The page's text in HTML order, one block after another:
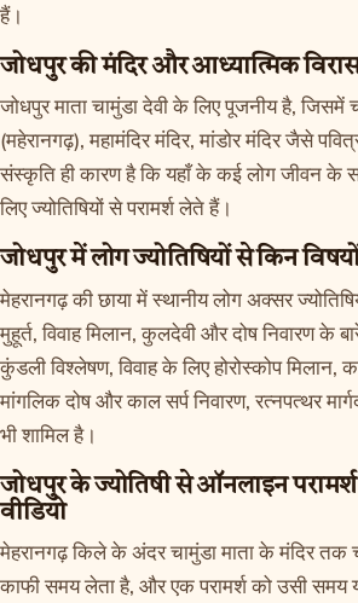
हैं।
जोधपुर की मंदिर और आध्यात्मिक
जोधपुर माता चामुंडा देवी के लिए पूजनीय है, जिसमें
(महेरानगढ़), महामंदिर मंदिर, मांडोर मंदिर जैसे
संस्कृति ही कारण है कि यहाँ के कई लोग जीवन के
लिए ज्योतिषियों से परामर्श लेते हैं।
जोधपुर में लोग ज्योतिषियों से किन
मेहरानगढ़ की छाया में स्थानीय लोग अक्सर
मुहूर्त, विवाह मिलान, कुलदेवी और दोष निवारण के
कुंडली विश्लेषण, विवाह के लिए होरोस्कोप मिलान,
मांगलिक दोष और काल सर्प निवारण, रत्नपत्थर
भी शामिल है।
जोधपुर के ज्योतिषी से ऑनलाइन
वीडियो
मेहरानगढ़ किले के अंदर चामुंडा माता के मंदिर
काफी समय लेता है, और एक परामर्श को उसी समय